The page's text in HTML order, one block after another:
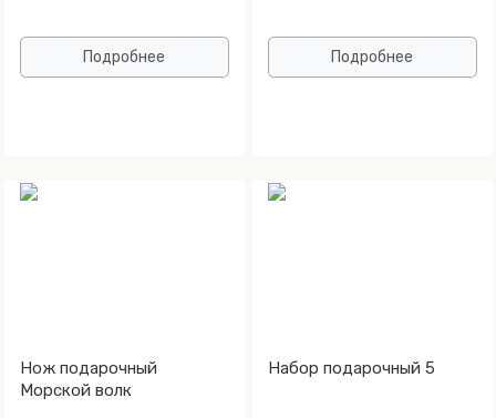
Подробнее Подробнее
Нож подарочный
Морской волк
Набор подарочный 5